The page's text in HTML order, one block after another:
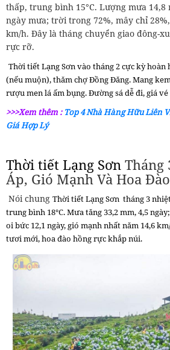
thấp, trung bình 15°C. Lượng mưa
ngày mưa; trời trong 72%, mây chỉ
km/h. Đây là tháng chuyển giao đông-
rực rỡ.
Thời tiết Lạng Sơn vào tháng 2 cực kỳ hoàn
(nếu muộn), thăm chợ Đồng Đăng. Mang
rượu men lá ấm bụng. Đường sá dễ đi, giá
>>>Xem thêm : Top 4 Nhà Hàng Hữu Liên
Giá Hợp Lý
Thời tiết Lạng Sơn Tháng
Áp, Gió Mạnh Và Hoa
Nói chung Thời tiết Lạng Sơn tháng 3
trung bình 18°C. Mưa tăng 33,2 mm, 4,5
oi bức 12,1 ngày, gió mạnh nhất năm 14,6
tươi mới, hoa đào hồng rực khắp núi.